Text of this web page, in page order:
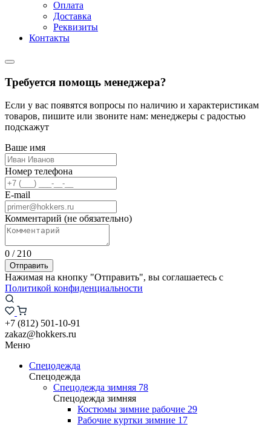
Оплата
Доставка
Реквизиты
Контакты
Требуется помощь менеджера?
Если у вас появятся вопросы по наличию и характеристикам
товаров, пишите или звоните нам: менеджеры с радостью
подскажут
Ваше имя
Номер телефона
E-mail
Комментарий (не обязательно)
0 /210
Отправить
Нажимая на кнопку "Отправить", вы соглашаетесь с
Политикой конфиденциальности
+7 (812) 501-10-91
zakaz@hokkers.ru
Меню
Спецодежда
Спецодежда
Спецодежда зимняя 78
Спецодежда зимняя
Костюмы зимние рабочие 29
Рабочие куртки зимние 17